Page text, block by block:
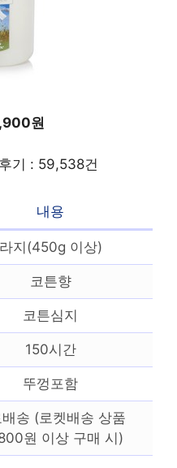
원
기 : 59,538건
내용
라지(450g 이상)
코튼향
코튼심지
150시간
뚜껑포함
송 (로켓배송 상품
원 이상 구매 시)